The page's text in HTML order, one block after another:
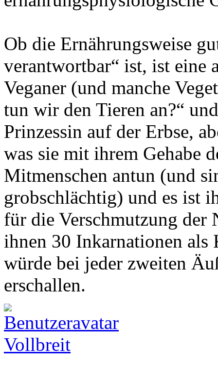
Ob die Ernährungsweise
verantwortbar“ ist, ist eine
Veganer (und manche
tun wir den Tieren an?“
Prinzessin auf der Erbse,
was sie mit ihrem Gehabe
Mitmenschen antun (und
grobschlächtig) und es ist
für die Verschmutzung der
ihnen 30 Inkarnationen als
würde bei jeder zweiten
erschallen.
Vollbreit